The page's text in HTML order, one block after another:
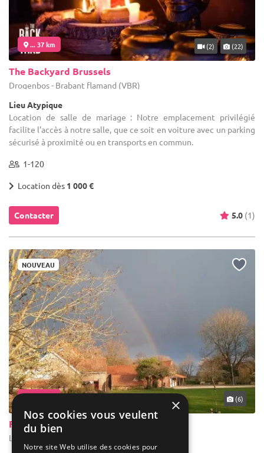
... 37 km (2) (22)
The Backyard Brussels
Drogenbos - Brabant flamand (VBR)
Lieu Atypique
Location de salle de mariage : Notre emplacement privilégié
facilite l'accès à notre salle, que ce soit en voiture avec un parking
sécurisé à proximité ou en transports en commun.
1-120
Location dès 1 000 €
Contacter 5.0 (1)
NOUVEAU
(6)
Ferme Holleken Hoeve
Linkebeek - Brabant flamand (VBR)
×
Nos cookies vous veulent
du bien
Notre site Web utilise des cookies pour